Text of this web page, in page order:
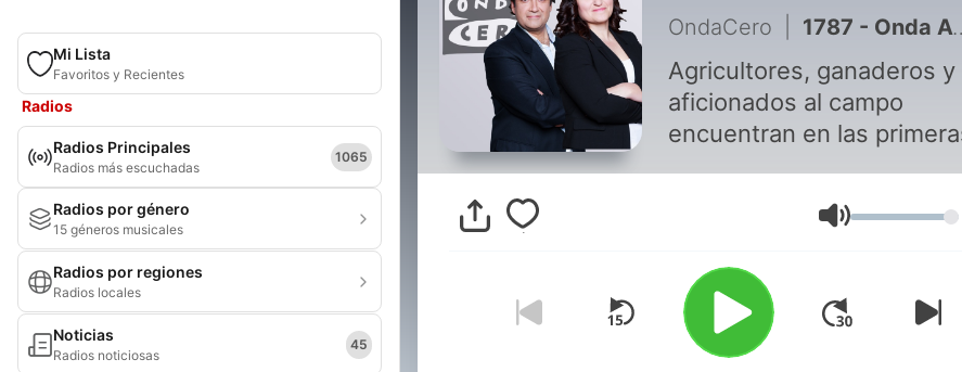
Mi Lista
Favoritos y Recientes
Radios
Radios Principales
Radios más escuchadas
1065
Radios por género
15 géneros musicales
Radios por regiones
Radios locales
Noticias
Radios noticiosas
45
OndaCero 1787 - Onda Agraria 02-08-2026
Agricultores, ganaderos y
aficionados al campo
encuentran en las
domingo la cálida y
compañía de la radio Con
Juan
Volumen